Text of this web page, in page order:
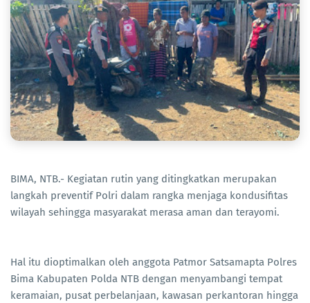
BIMA, NTB.- Kegiatan rutin yang ditingkatkan merupakan
langkah preventif Polri dalam rangka menjaga kondusifitas
wilayah sehingga masyarakat merasa aman dan terayomi.
Hal itu dioptimalkan oleh anggota Patmor Satsamapta Polres
Bima Kabupaten Polda NTB dengan menyambangi tempat
keramaian, pusat perbelanjaan, kawasan perkantoran hingga